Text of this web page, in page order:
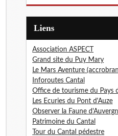
Liens
Association ASPECT
Grand site du Puy Mary
Le Mars Aventure
Inforoutes Cantal
Office de tourisme du Pays
Les Ecuries du Pont d'Auze
Observer la Faune
Patrimoine du Cantal
Tour du Cantal pédestre